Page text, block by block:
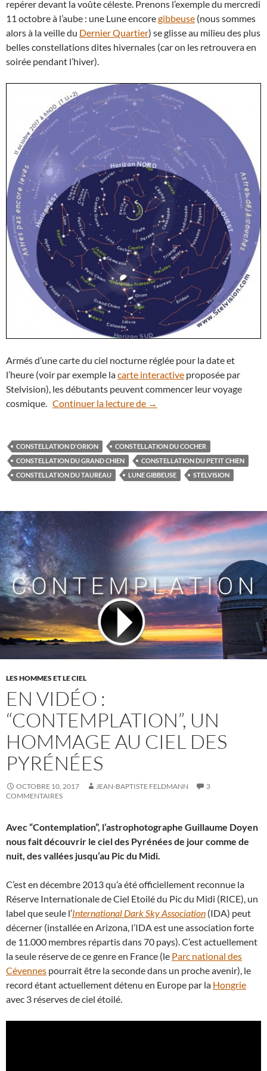
repérer devant la voûte céleste. Prenons l’exemple du mercredi
11 octobre à l’aube : une Lune encoregibbeuse (nous sommes
alors à la veille du Dernier Quartier) se glisse au milieu des plus
belles constellations dites hivernales (car on les retrouvera en
soirée pendant l’hiver).
Armés d’une carte du ciel nocturne réglée pour la date et
l’heure (voir par exemple lacarte interactive proposée par
Stelvision), les débutants peuvent commencer leur voyage
cosmique. Continuer la lecture de La Lune gibbeuse entre
→
CONSTELLATION D'ORION
CONSTELLATION DU COCHER
CONSTELLATION DU GRAND CHIEN
CONSTELLATION DU PETIT CHIEN
CONSTELLATION DU TAUREAU
LUNE GIBBEUSE STELVISION
LES HOMMES ET LE CIEL
EN VIDÉO :
“CONTEMPLATION”, UN
HOMMAGE AU CIEL DES
PYRÉNÉES
OCTOBRE 10, 2017 JEAN-BAPTISTE FELDMANN
3
COMMENTAIRES
Avec “Contemplation”, l’astrophotographe Guillaume Doyen
nous fait découvrir le ciel des Pyrénées de jour comme de
nuit, des vallées jusqu’au Pic du Midi.
C’est en décembre 2013 qu’a été officiellement reconnue la
Réserve Internationale de Ciel Etoilé du Pic du Midi (RICE), un
label que seule l’International Dark Sky Association (IDA) peut
décerner (installée en Arizona, l’IDA est une association forte
de 11.000 membres répartis dans 70 pays). C’est actuellement
la seule réserve de ce genre en France (le Parc national des
Cévennes pourrait être la seconde dans un proche avenir), le
record étant actuellement détenu en Europe par la Hongrie
avec 3 réserves de ciel étoilé.